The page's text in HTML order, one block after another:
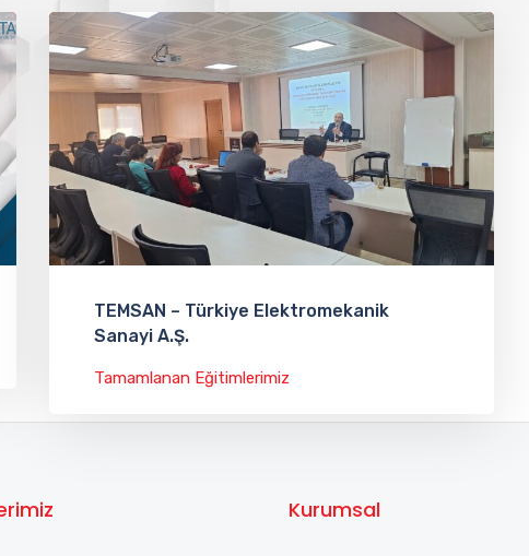
TEMSAN – Türkiye Elektromekanik
Sanayi A.Ş.
Tamamlanan Eğitimlerimiz
Kurumsal